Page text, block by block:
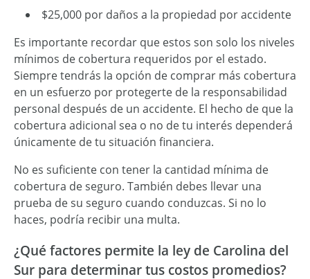
$25,000 por daños a la propiedad por accidente
Es importante recordar que estos son solo los niveles
mínimos de cobertura requeridos por el estado.
Siempre tendrás la opción de comprar más cobertura
en un esfuerzo por protegerte de la responsabilidad
personal después de un accidente. El hecho de que la
cobertura adicional sea o no de tu interés dependerá
únicamente de tu situación financiera.
No es suficiente con tener la cantidad mínima de
cobertura de seguro. También debes llevar una
prueba de su seguro cuando conduzcas. Si no lo
haces, podría recibir una multa.
¿Qué factores permite la ley de Carolina del
Sur para determinar tus costos promedios?